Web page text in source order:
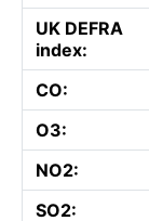
UK DEFRA
index:
CO:
O3:
NO2:
SO2: